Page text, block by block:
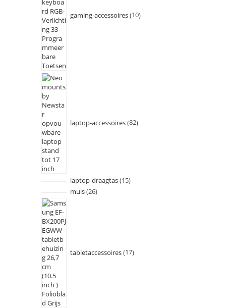
gaming-accessoires 10
laptop-accessoires 82
laptop-draagtas 15
muis 26
tabletaccessoires 17